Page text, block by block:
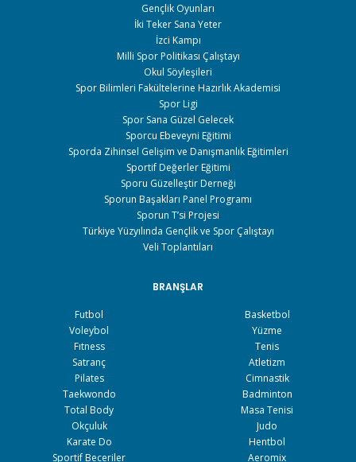
Gençlik Oyunları
İki Teker Sana Yeter
İzci Kampı
Milli Spor Politikası Çalıştayı
Okul Söyleşileri
Spor Bilimleri Fakültelerine Hazırlık Akademisi
Spor Ligi
Spor Sana Güzel Gelecek
Sporcu Ebeveyni Eğitimi
Sporda Zihinsel Gelişim ve Danışmanlık Eğitimleri
Sportif Değerler Eğitimi
Sporu Güzelleştir Derneği
Sporun Başakları Panel Programı
Sporun T’si Projesi
Türkiye Yüzyılında Gençlik ve Spor Çalıştayı
Veli Toplantıları
BRANŞLAR
Futbol
Basketbol
Voleybol
Yüzme
Fıtness
Tenis
Satranç
Atletizm
Pilates
Cimnastik
Taekwondo
Badminton
Total Body
Masa Tenisi
Okçuluk
Judo
Karate Do
Hentbol
Sportif Beceriler
Aeromix